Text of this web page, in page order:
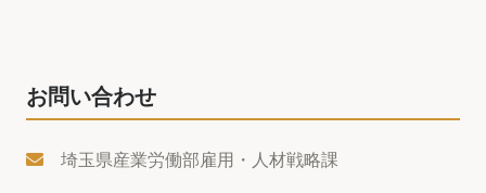
お問い合わせ
埼玉県産業労働部雇用・人材戦略課